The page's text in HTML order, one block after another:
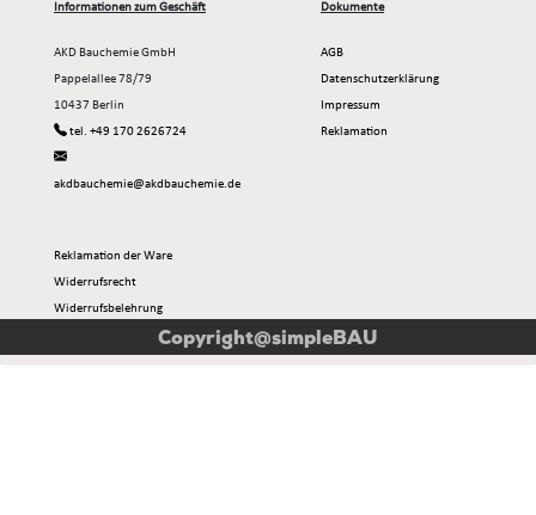
Informationen zum Geschäft
AKD Bauchemie GmbH
Pappelallee 78/79
10437 Berlin
tel. +49 170 2626724
akdbauchemie@akdbauchemie.de
Dokumente
AGB
Datenschutzerklärung
Impressum
Reklamation
Reklamation der Ware
Widerrufsrecht
Widerrufsbelehrung
Muster-widerrufsformularCopyright@simpleBAU